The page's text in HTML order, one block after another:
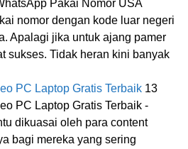
Pakai Nomor USA
nomor dengan kode luar negeri
Apalagi jika untuk ajang pamer
sukses. Tidak heran kini banyak
PC Laptop Gratis Terbaik 13
PC Laptop Gratis Terbaik -
dikuasai oleh para content
bagi mereka yang sering